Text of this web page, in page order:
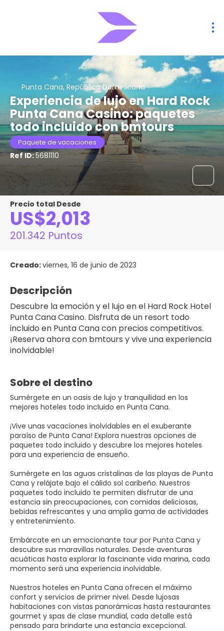
Punta Cana, República Dominicana
Experiencia de lujo en Hard Rock
Punta Cana Casino: paquetes
todo incluido con bmtours
Paquete de vacaciones
Ref ID:5681110
Precio total Desde
US$2,013
201.342 Puntos
Creado:viernes, 16 de junio de 2023
Descripción
Descubre la emoción y el lujo en el Hard Rock Hotel
Punta Cana Casino. Disfruta de un resort todo
incluido en Punta Cana con precios competitivos.
¡Reserva ahora con bmtours y vive una experiencia
inolvidable!
Sobre el destino
Sumérgete en un oasis de lujo y tranquilidad en los
mejores hoteles todo incluido en Punta Cana.
¡Vive unas vacaciones inolvidables en el exuberante
paraíso de Punta Cana! Explora nuestras opciones de
paquetes todo incluido y descubre los mejores hoteles
para una experiencia de ensueño.
Sumérgete en las aguas cristalinas de las playas de Punta
Cana y relájate bajo el cálido sol caribeño. Nuestros
paquetes todo incluido te permiten disfrutar de una
estancia sin preocupaciones, con comidas deliciosas,
bebidas refrescantes y una amplia gama de actividades
y entretenimiento.
Embárcate en un emocionante tour por Punta Cana y
descubre sus maravillas naturales. Desde aventuras
acuáticas hasta explorar la fascinante vida marina, cada
momento será una experiencia inolvidable.
Nuestros hoteles en Punta Cana ofrecen el máximo
confort y servicios de primer nivel. Desde lujosas
habitaciones con vistas panorámicas hasta restaurantes
gourmet y spas de clase mundial, cada detalle está
pensado para brindarte una estancia excepcional.